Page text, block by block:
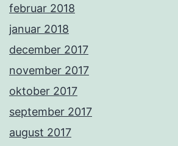
februar 2018
januar 2018
december 2017
november 2017
oktober 2017
september 2017
august 2017